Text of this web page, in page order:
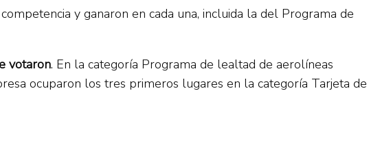
y ganaron en cada una, incluida la del Programa de
votaron. En la categoría Programa de lealtad de aerolíneas
ocuparon los tres primeros lugares en la categoría Tarjeta de